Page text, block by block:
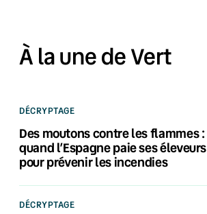
À la une de Vert
DÉCRYPTAGE
Des moutons contre les flammes :
quand l’Espagne paie ses éleveurs
pour prévenir les incendies
DÉCRYPTAGE